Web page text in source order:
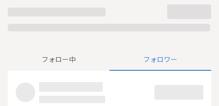
フォロー中 フォロワー